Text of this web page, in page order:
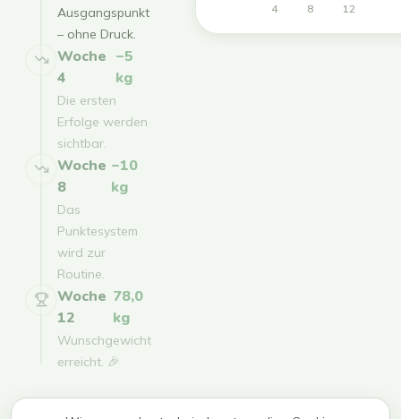
Ausgangspunkt
– ohne Druck.
Woche
4
−5
kg
Die ersten
Erfolge werden
sichtbar.
Woche
8
−10
kg
Das
Punktesystem
wird zur
Routine.
Woche
12
78,0
kg
Wunschgewicht
erreicht. 🎉
4
8
12